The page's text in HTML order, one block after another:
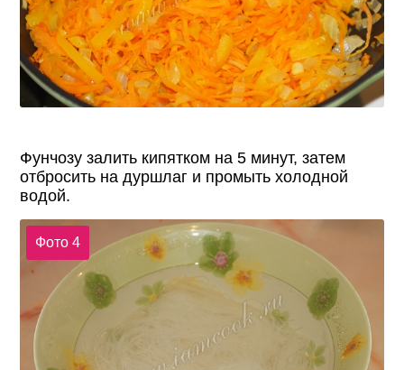
Фунчозу залить кипятком на 5 минут, затем
отбросить на дуршлаг и промыть холодной
водой.
Фото 4